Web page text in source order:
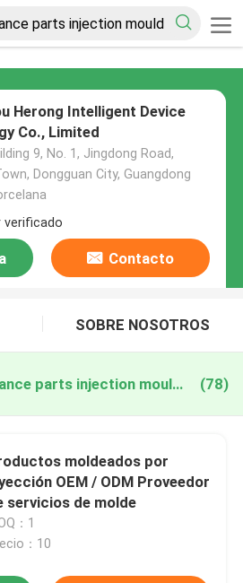
Herong Intelligent Device
Co., Limited
9, No. 1, Jingdong Road,
Dongguan City, Guangdong
verificado
Contacto
SOBRE NOSOTROS
household appliance parts injection mould fabricación en línea (78)
moldeados por
OEM / ODM Proveedor
servicios de molde
：1
：10